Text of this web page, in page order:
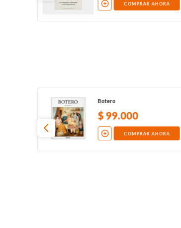
COMPRAR AHORA
Botero
$99.000
COMPRAR AHORA